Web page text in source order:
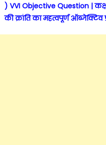
) VVI Objective Question |
की क्रांति का महत्वपूर्ण ऑब्जेक्टिव